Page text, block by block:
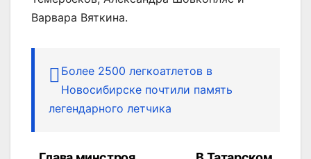
Варвара Вяткина.
Более 2500 легкоатлетов в
Новосибирске почтили память
легендарного летчика